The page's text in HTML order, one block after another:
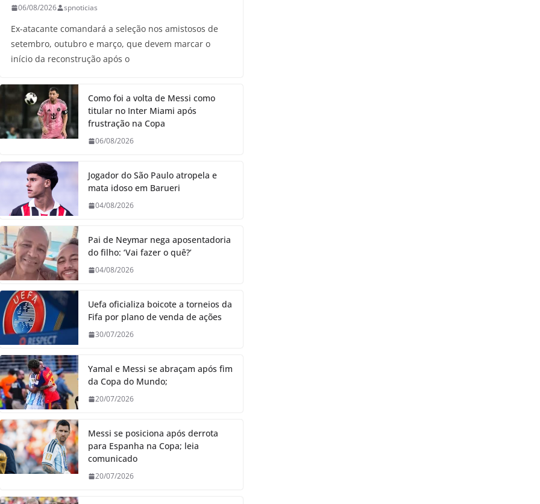
06/08/2026 spnoticias
Ex-atacante comandará a seleção nos amistosos de
setembro, outubro e março, que devem marcar o
início da reconstrução após o
Como foi a volta de Messi como
titular no Inter Miami após
frustração na Copa
06/08/2026
Jogador do São Paulo atropela e
mata idoso em Barueri
04/08/2026
Pai de Neymar nega aposentadoria
do filho: ‘Vai fazer o quê?’
04/08/2026
Uefa oficializa boicote a torneios da
Fifa por plano de venda de ações
30/07/2026
Yamal e Messi se abraçam após fim
da Copa do Mundo;
20/07/2026
Messi se posiciona após derrota
para Espanha na Copa; leia
comunicado
20/07/2026